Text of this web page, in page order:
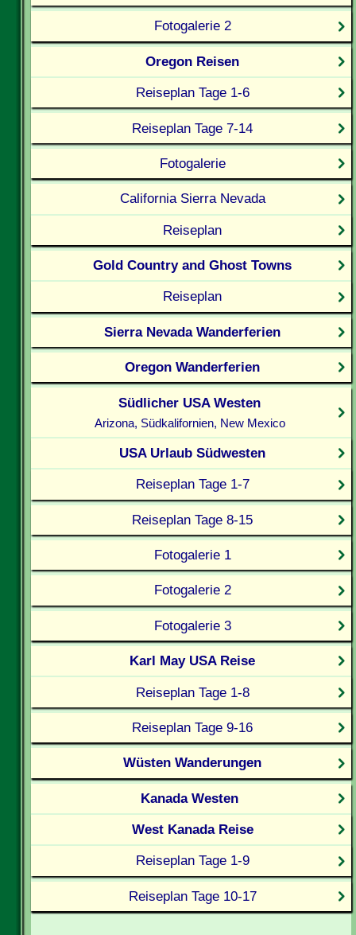
Fotogalerie 2
Oregon Reisen
Reiseplan Tage 1-6
Reiseplan Tage 7-14
Fotogalerie
California Sierra Nevada
Reiseplan
Gold Country and Ghost Towns
Reiseplan
Sierra Nevada Wanderferien
Oregon Wanderferien
Südlicher USA Westen
Arizona, Südkalifornien, New Mexico
USA Urlaub Südwesten
Reiseplan Tage 1-7
Reiseplan Tage 8-15
Fotogalerie 1
Fotogalerie 2
Fotogalerie 3
Karl May USA Reise
Reiseplan Tage 1-8
Reiseplan Tage 9-16
Wüsten Wanderungen
Kanada Westen
West Kanada Reise
Reiseplan Tage 1-9
Reiseplan Tage 10-17